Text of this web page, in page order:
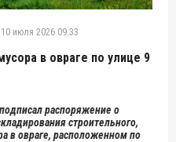
10 июля 2026 09:33
в овраге по улице 9
распоряжение о
строительного,
в овраге, расположенном по